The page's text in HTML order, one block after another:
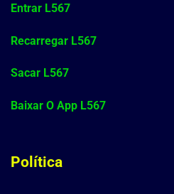
Entrar L567
Recarregar L567
Sacar L567
Baixar O App L567
Política